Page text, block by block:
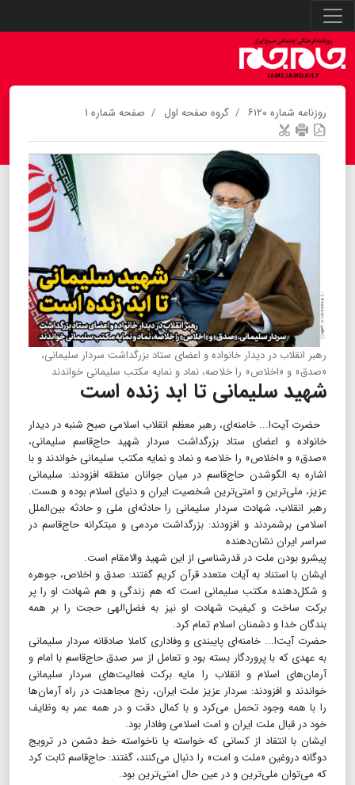
روزنامه شماره ۶۱۲۰ گروه صفحه اول صفحه شماره ۱
رهبر انقلاب در دیدار خانواده و اعضای ستاد بزرگداشت سردار سلیمانی،
«صدق» و «اخلاص» را خلاصه، نماد و نمایه مکتب سلیمانی خواندند
شهید سلیمانی تا ابد زنده است
حضرت آیت‌ا... خامنه‌ای، رهبر معظم انقلاب اسلامی صبح شنبه در دیدار
خانواده و اعضای ستاد بزرگداشت سردار شهید حاج‌قاسم سلیمانی،
«صدق» و «اخلاص» را خلاصه و نماد و نمایه مکتب سلیمانی خواندند و با
اشاره به الگو‌شدن حاج‌قاسم در میان جوانان منطقه افزودند: سلیمانی
عزیز، ملی‌ترین و امتی‌ترین شخصیت ایران و دنیای اسلام بوده و هست.
رهبر انقلاب، شهادت سردار سلیمانی را حادثه‌ای ملی و حادثه بین‌الملل
اسلامی برشمردند و افزودند: بزرگداشت مردمی و مبتکرانه حاج‌قاسم در
سراسر ایران نشان‌دهنده
پیشرو بودن ملت در قدرشناسی از این شهید والامقام است.
ایشان با استناد به آیات متعدد قرآن کریم گفتند: صدق و اخلاص، جوهره
و شکل‌دهنده مکتب سلیمانی است که هم زندگی و هم شهادت او را پر
برکت ساخت و کیفیت شهادت او نیز به فضل‌الهی حجت را بر همه
بندگان خدا و دشمنان اسلام تمام کرد.
حضرت آیت‌ا... خامنه‌ای پایبندی و وفاداری کاملا صادقانه سردار سلیمانی
به عهدی که با پروردگار بسته بود و تعامل از سر صدق حاج‌قاسم با امام و
آرمان‌های اسلام و انقلاب را مایه برکت فعالیت‌های سردار سلیمانی
خواندند و افزودند: سردار عزیز ملت ایران، رنج مجاهدت در راه آرمان‌ها
را با همه وجود تحمل می‌کرد و با کمال دقت و در همه عمر به وظایف
خود در قبال ملت ایران و امت اسلامی وفادار بود.
ایشان با انتقاد از کسانی که خواسته یا ناخواسته خط دشمن در ترویج
دوگانه دروغین «ملت و امت» را دنبال می‌کنند، گفتند: حاج‌قاسم ثابت کرد
که می‌توان ملی‌ترین و در عین حال امتی‌ترین بود.